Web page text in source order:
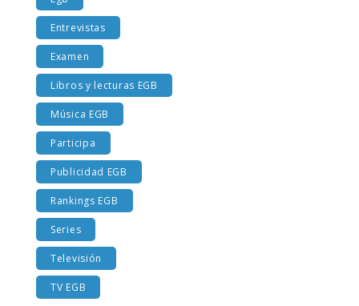
Egb
Entrevistas
Examen
Libros y lecturas EGB
Música EGB
Participa
Publicidad EGB
Rankings EGB
Series
Televisión
TV EGB